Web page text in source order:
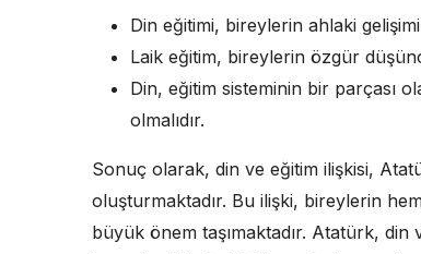
Din eğitimi, bireylerin ahlaki
Laik eğitim, bireylerin özgür
Din, eğitim sisteminin bir parçası
olmalıdır.
Sonuç olarak, din ve eğitim ilişkisi,
oluşturmaktadır. Bu ilişki, bireylerin
büyük önem taşımaktadır. Atatürk,